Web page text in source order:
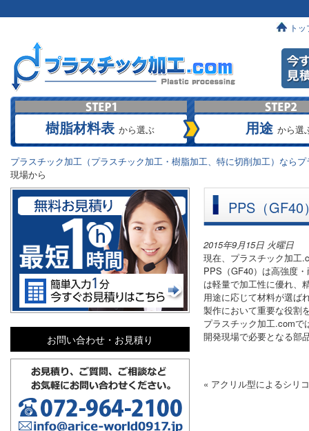
トッ
樹脂材料表 から選ぶ 用途 から選
プラスチック加工（プラスチック加工・樹脂加工、特に切削加工）なら
現場から
PPS（
2015年9月15日 火曜日
現在、プラスチック加工
PPS（GF40）は高強度
は軽量で加工性に優れ、
用途に応じて材料が選ば
製作において重要な役割
プラスチック加工.comで
開発現場で必要となる部
« アクリル型によるシリ
お問い合わせ・お見積り